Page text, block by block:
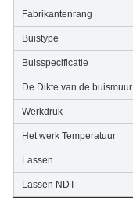
Fabrikantenrang
Buistype
Buisspecificatie
De Dikte van de buismuur
Werkdruk
Het werk Temperatuur
Lassen
Lassen NDT